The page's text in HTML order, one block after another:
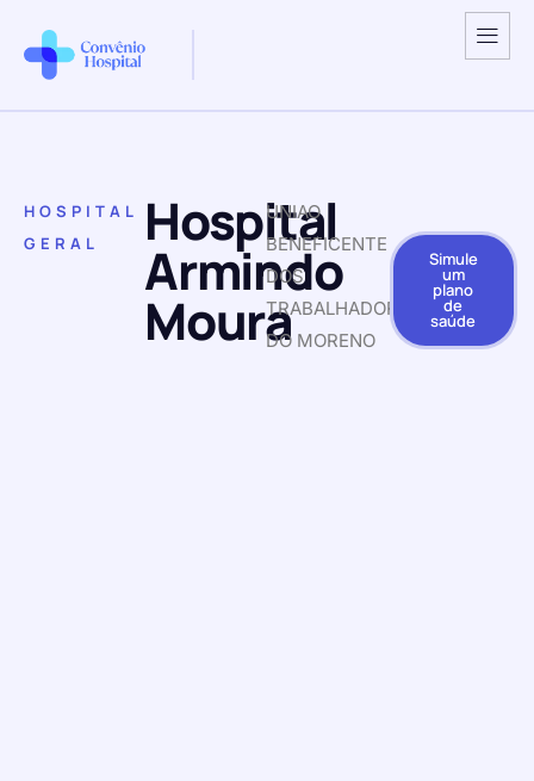
HOSPITAL
GERAL
Hospital
Armindo
Moura
UNIAO
BENEFICENTE
DOS
TRABALHADORES
DO MORENO
Simule
um
plano
de
saúde